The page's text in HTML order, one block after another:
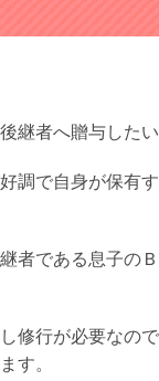
継者へ贈与した
調で自身が保有
者である息子の
修行が必要なの
す。